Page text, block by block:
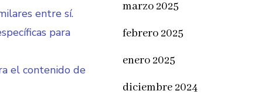
entre sí.
para
el contenido de
marzo 2025
febrero 2025
enero 2025
diciembre 2024